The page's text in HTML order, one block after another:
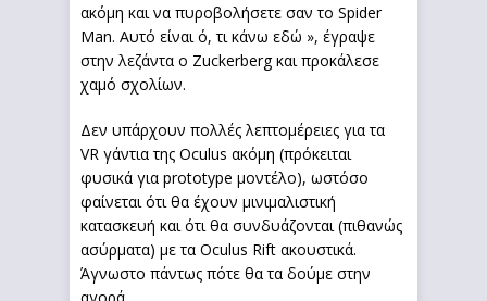
ακόμη και να πυροβολήσετε σαν το Spider
Man. Αυτό είναι ό, τι κάνω εδώ », έγραψε
στην λεζάντα ο Zuckerberg και προκάλεσε
χαμό σχολίων.
Δεν υπάρχουν πολλές λεπτομέρειες για τα
VR γάντια της Oculus ακόμη (πρόκειται
φυσικά για prototype μοντέλο), ωστόσο
φαίνεται ότι θα έχουν μινιμαλιστική
κατασκευή και ότι θα συνδυάζονται (πιθανώς
ασύρματα) με τα Oculus Rift ακουστικά.
Άγνωστο πάντως πότε θα τα δούμε στην